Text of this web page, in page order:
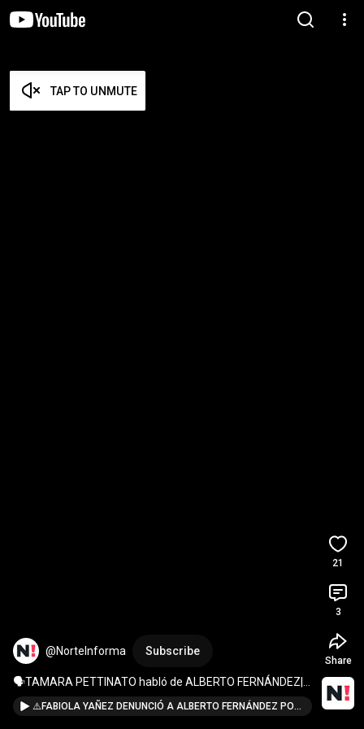
TAP TO UNMUTE
@NorteInforma Subscribe
🗣️TAMARA PETTINATO habló de ALBERTO FERNÁNDEZ|
"HAY UN SOLO VILLANO" #noticias#shorts
⚠️FABIOLA YAÑEZ DENUNCIÓ A ALBERTO FERNÁNDEZ POR VIOLENCIA DE GÉNERO⚠️ #noticias #shorts
21
3
Share